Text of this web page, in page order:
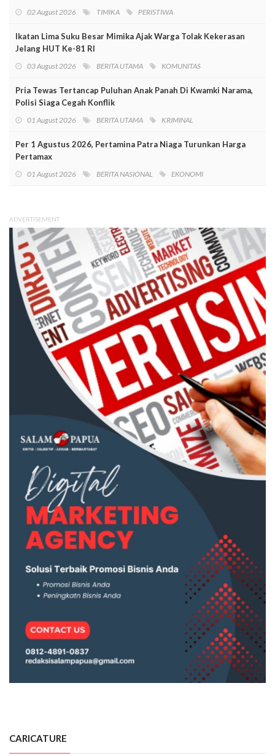
02 August 2026 TIMIKA PERISTIWA
Ikatan Lima Suku Besar Mimika Ajak Warga Tolak Kekerasan
Jelang HUT Ke-81 RI
03 August 2026 BERITA UTAMA KOMUNITAS
Pria Tewas Tertancap Puluhan Anak Panah Di Kwamki Narama,
Polisi Siaga Cegah Konflik
01 August 2026 BERITA UTAMA KRIMINAL
Per 1 Agustus 2026, Pertamina Patra Niaga Turunkan Harga
Pertamax
01 August 2026 BERITA NASIONAL EKONOMI
ADVERTISEMENT
CARICATURE